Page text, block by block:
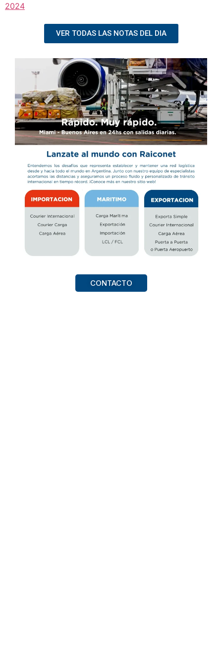
2024
VER TODAS LAS NOTAS DEL DIA
CONTACTO